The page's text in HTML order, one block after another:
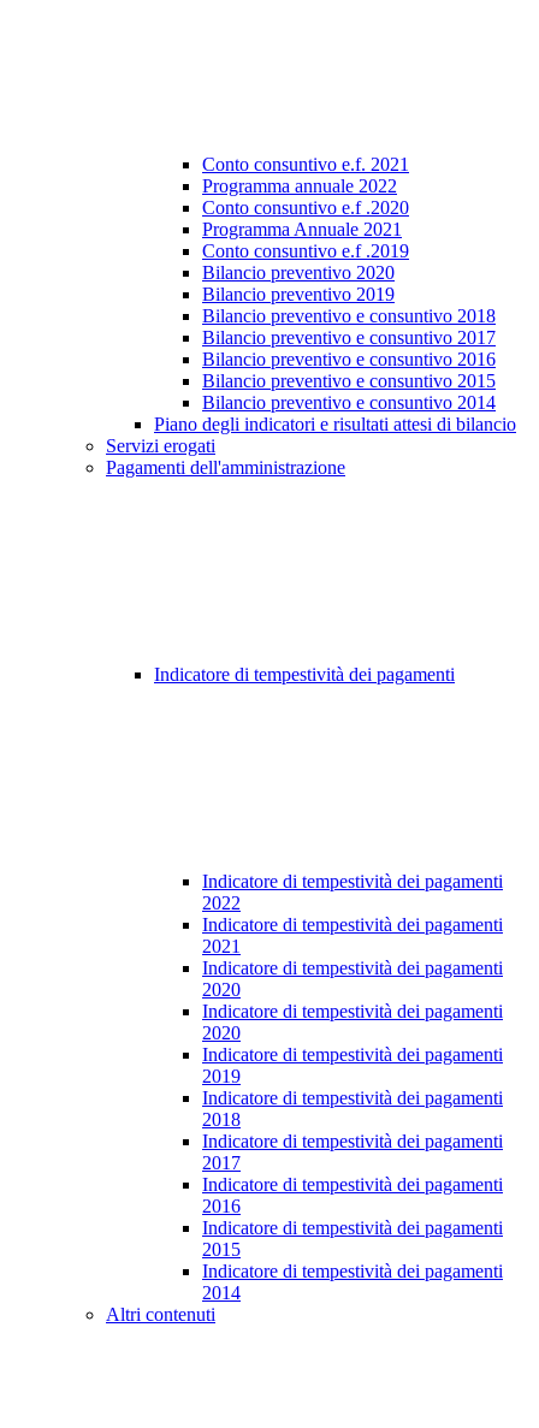
Conto consuntivo e.f. 2021
Programma annuale 2022
Conto consuntivo e.f .2020
Programma Annuale 2021
Conto consuntivo e.f .2019
Bilancio preventivo 2020
Bilancio preventivo 2019
Bilancio preventivo e consuntivo 2018
Bilancio preventivo e consuntivo 2017
Bilancio preventivo e consuntivo 2016
Bilancio preventivo e consuntivo 2015
Bilancio preventivo e consuntivo 2014
Piano degli indicatori e risultati attesi di bilancio
Servizi erogati
Pagamenti dell'amministrazione
Indicatore di tempestività dei pagamenti
Indicatore di tempestività dei pagamenti
2022
Indicatore di tempestività dei pagamenti
2021
Indicatore di tempestività dei pagamenti
2020
Indicatore di tempestività dei pagamenti
2020
Indicatore di tempestività dei pagamenti
2019
Indicatore di tempestività dei pagamenti
2018
Indicatore di tempestività dei pagamenti
2017
Indicatore di tempestività dei pagamenti
2016
Indicatore di tempestività dei pagamenti
2015
Indicatore di tempestività dei pagamenti
2014
Altri contenuti